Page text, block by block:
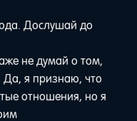
Дослушай до
не думай о том,
Да, я признаю, что
отношения, но я